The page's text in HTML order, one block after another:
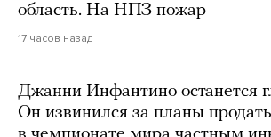
область. На НПЗ пожар
17 часов назад
Джанни Инфантино останется
Он извинился за планы